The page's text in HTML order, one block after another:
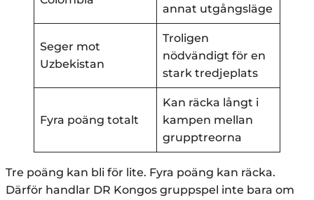
annat utgångsläge
Seger mot
Uzbekistan
Troligen
nödvändigt för en
stark tredjeplats
Fyra poäng totalt
Kan räcka långt i
kampen mellan
grupptreorna
Tre poäng kan bli för lite. Fyra poäng kan räcka.
Därför handlar DR Kongos gruppspel inte bara om